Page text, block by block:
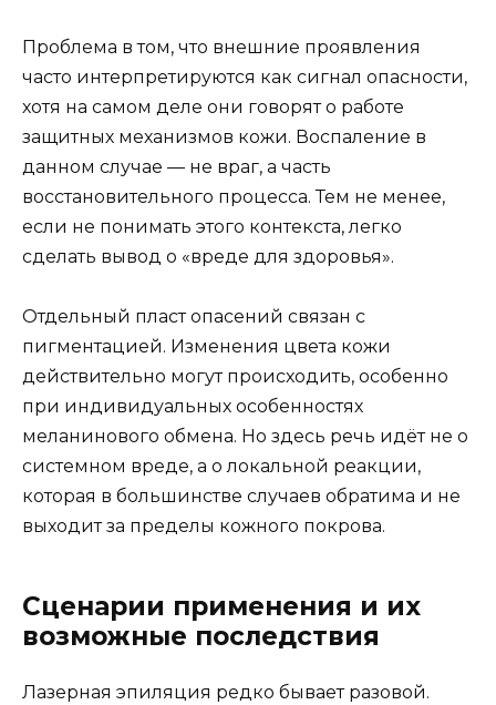
Проблема в том, что внешние проявления
часто интерпретируются как сигнал опасности,
хотя на самом деле они говорят о работе
защитных механизмов кожи. Воспаление в
данном случае — не враг, а часть
восстановительного процесса. Тем не менее,
если не понимать этого контекста, легко
сделать вывод о «вреде для здоровья».
Отдельный пласт опасений связан с
пигментацией. Изменения цвета кожи
действительно могут происходить, особенно
при индивидуальных особенностях
меланинового обмена. Но здесь речь идёт не о
системном вреде, а о локальной реакции,
которая в большинстве случаев обратима и не
выходит за пределы кожного покрова.
Сценарии применения и их
возможные последствия
Лазерная эпиляция редко бывает разовой.